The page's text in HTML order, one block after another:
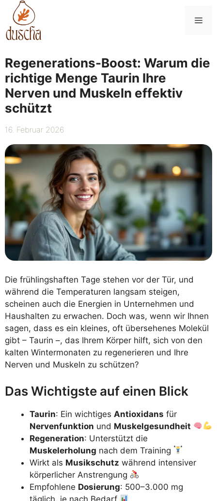
Zum
Inhalt
springen
Regenerations-Boost: Warum die
richtige Menge Taurin Ihre
Nerven und Muskeln effektiv
schützt
16. Februar 2026
Die frühlingshaften Tage stehen vor der Tür, und
während die Temperaturen langsam steigen,
scheinen auch die Energien in Unternehmen und
Haushalten zu erwachen. Doch was, wenn wir Ihnen
sagen, dass es ein kleines, oft übersehenes Molekül
gibt – Taurin –, das Ihrem Körper hilft, sich von den
kalten Wintermonaten zu regenerieren und Ihre
Nerven und Muskeln zu schützen?
Das Wichtigste auf einen Blick
Taurin: Ein wichtiges Antioxidans für
Nervenfunktion und Muskelgesundheit
Regeneration: Unterstützt die
Muskelerholung nach dem Training
Wirkt als Musikschutz während intensiver
körperlicher Anstrengung
Empfohlene Dosierung: 500–3.000 mg
täglich, je nach Bedarf